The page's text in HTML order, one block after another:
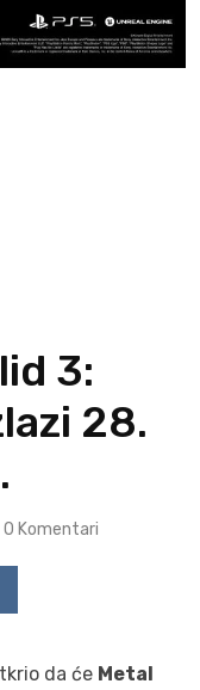
3:
28.
0 Komentari
da će Metal